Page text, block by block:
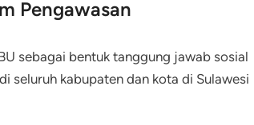
Pengawasan
sebagai bentuk tanggung jawab sosial
seluruh kabupaten dan kota di Sulawesi